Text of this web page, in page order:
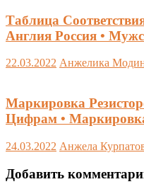
Таблица
Англия Россия •
22.03.2022 Анжелика
Маркировка
Цифрам •
24.03.2022 Анжела
Добавить